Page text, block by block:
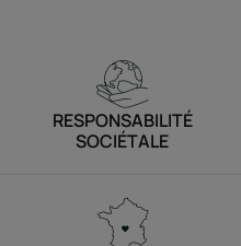
RESPONSABILITÉ
SOCIÉTALE